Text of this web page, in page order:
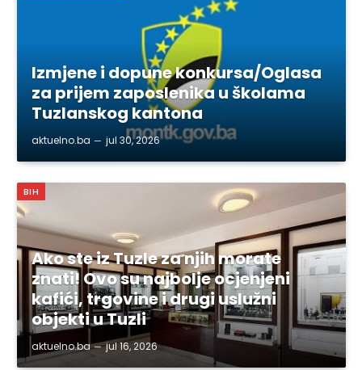
Izmjene i dopune konkursa/Oglasa
za prijem zaposlenika u školama
Tuzlanskog kantona
aktuelno.ba jul 30, 2026
BIH
Ako ste iz Tuzle za njih morate
znati! Ovo su najbolje ocjenjeni
kafići, trgovine i drugi uslužni
objekti u Tuzli
aktuelno.ba jul 16, 2026